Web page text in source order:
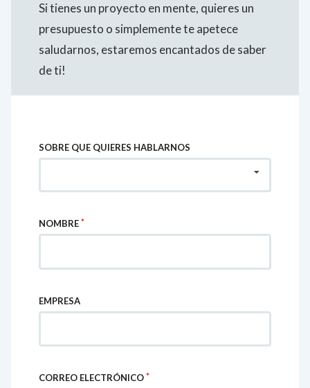
Si tienes un proyecto en mente, quieres un
presupuesto o simplemente te apetece
saludarnos, estaremos encantados de saber
de ti!
SOBRE QUE QUIERES HABLARNOS
NOMBRE
EMPRESA
CORREO ELECTRÓNICO